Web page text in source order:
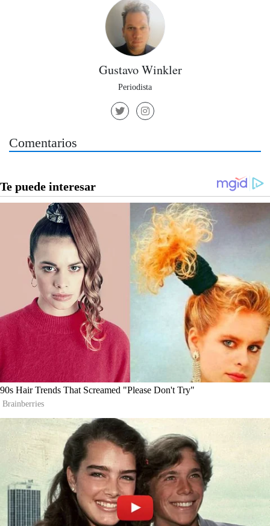
Gustavo Winkler
Periodista
Comentarios